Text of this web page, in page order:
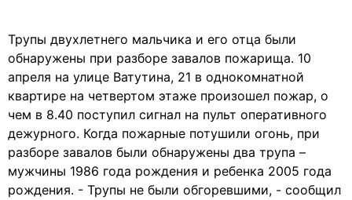
Трупы двухлетнего мальчика и его отца были
обнаружены при разборе завалов пожарища. 10
апреля на улице Ватутина, 21 в однокомнатной
квартире на четвертом этаже произошел пожар, о
чем в 8.40 поступил сигнал на пульт оперативного
дежурного. Когда пожарные потушили огонь, при
разборе завалов были обнаружены два трупа –
мужчины 1986 года рождения и ребенка 2005 года
рождения. - Трупы не были обгоревшими, - сообщил